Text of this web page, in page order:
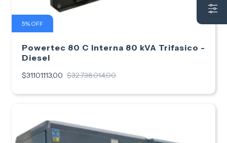
5% OFF
Powertec 80 C Interna 80 kVA Trifasico -
Diesel
$31.101.113,00 $32.738.014,00